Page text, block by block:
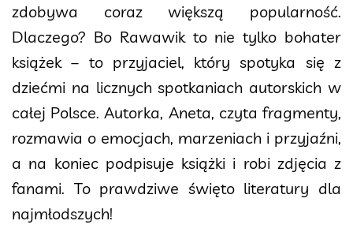
zdobywa coraz większą popularność.
Dlaczego? Bo Rawawik to nie tylko bohater
książek – to przyjaciel, który spotyka się z
dziećmi na licznych spotkaniach autorskich w
całej Polsce. Autorka, Aneta, czyta fragmenty,
rozmawia o emocjach, marzeniach i przyjaźni,
a na koniec podpisuje książki i robi zdjęcia z
fanami. To prawdziwe święto literatury dla
najmłodszych!